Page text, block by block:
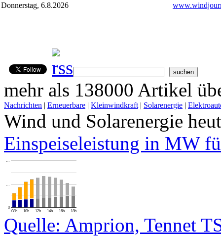
Donnerstag, 6.8.2026
mehr als 138000 Artikel
Nachrichten | Erneuerbare | Kleinwindkraft | Solarenergie |
Wind und Solarenergie
Einspeiseleistung in MW
08h 10h 12h 14h 16h 18h
0
…
…
Quelle: Amprion, Tennet